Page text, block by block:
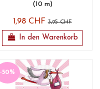
(10 m)
1,98 CHF3,95 CHF
In den Warenkorb
-50%